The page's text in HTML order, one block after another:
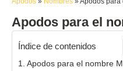
Apodos para el
Índice de contenidos
Apodos para el nombre